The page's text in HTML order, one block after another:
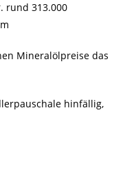
rund 313.000
Mineralölpreise das
hinfällig,